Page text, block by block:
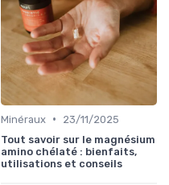
Minéraux •
23/11/2025
Tout savoir sur le magnésium
amino chélaté : bienfaits,
utilisations et conseils